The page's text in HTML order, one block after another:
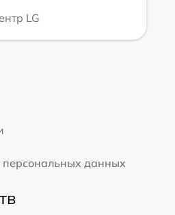
LG
персональных данных